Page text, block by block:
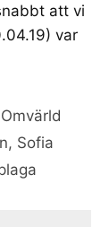
att vi
var
Omvärld
, Sofia